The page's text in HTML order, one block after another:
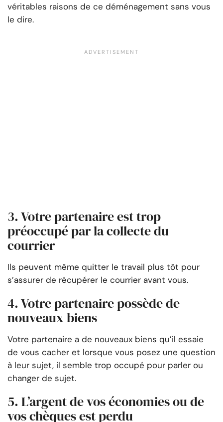
véritables raisons de ce déménagement sans vous
le dire.
3. Votre partenaire est trop
préoccupé par la collecte du
courrier
Ils peuvent même quitter le travail plus tôt pour
s’assurer de récupérer le courrier avant vous.
4. Votre partenaire possède de
nouveaux biens
Votre partenaire a de nouveaux biens qu’il essaie
de vous cacher et lorsque vous posez une question
à leur sujet, il semble trop occupé pour parler ou
changer de sujet.
5. L’argent de vos économies ou de
vos chèques est perdu